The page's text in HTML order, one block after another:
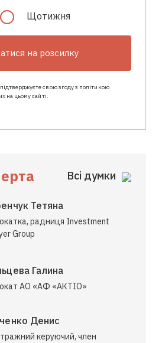
Щотижня
на розсилку
свою згоду з політикою
на цьому сайті.
Всі думки
Тетяна
радниця Investment
Group
Галина
АО «АФ «АКТІО»
Денис
керуючий, член